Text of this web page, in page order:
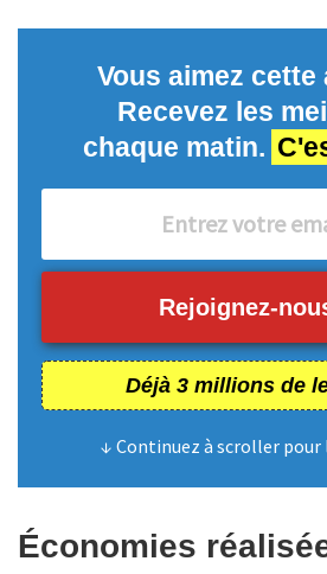
Vous aimez cette
Recevez les
chaque matin.
Rejoignez-
Déjà 3 millions de
↓ Continuez à scroller pour
Économies